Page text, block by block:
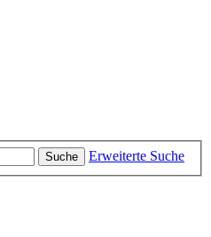
Suche Erweiterte Suche